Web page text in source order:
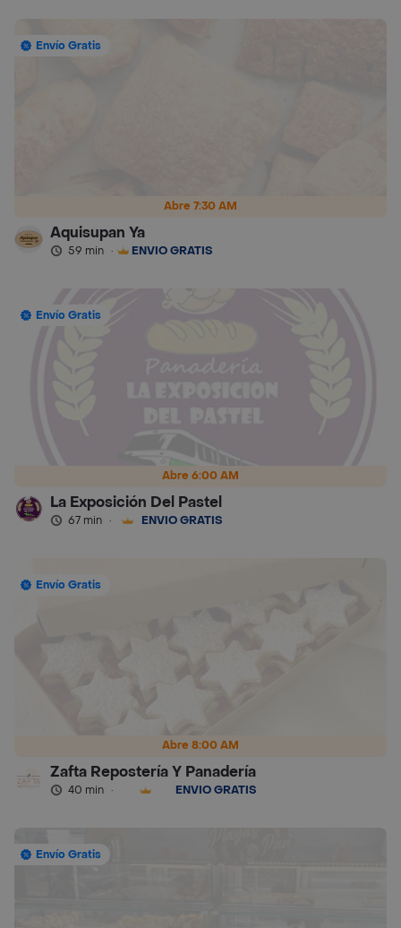
Abre 7:30 AM
Envío Gratis
Aquisupan Ya
59 min · ENVÍO GRATIS
Abre 6:00 AM
Envío Gratis
La Exposición Del Pastel
67 min · ENVÍO GRATIS
Abre 8:00 AM
Envío Gratis
Zafta Repostería Y Panadería
40 min · ENVÍO GRATIS
Envío Gratis